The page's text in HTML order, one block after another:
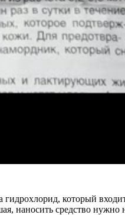
который входит
наносить средство